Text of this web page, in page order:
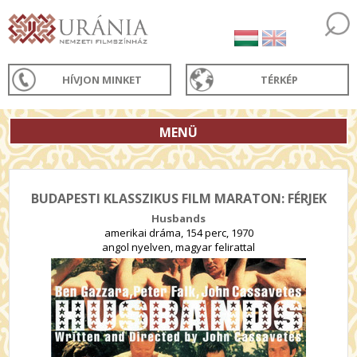
HÍVJON MINKET TÉRKÉP
MENÜ
BUDAPESTI KLASSZIKUS FILM MARATON: FÉRJEK
Husbands
amerikai dráma, 154 perc, 1970
angol nyelven, magyar felirattal